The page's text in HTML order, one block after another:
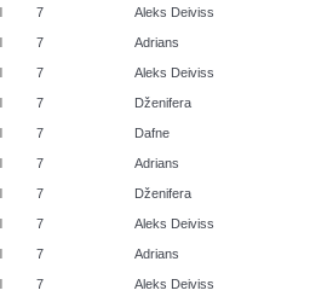
7 Aleks Deiviss
7 Adrians
7 Aleks Deiviss
7 Dženifera
7 Dafne
7 Adrians
7 Dženifera
7 Aleks Deiviss
7 Adrians
7 Aleks Deiviss